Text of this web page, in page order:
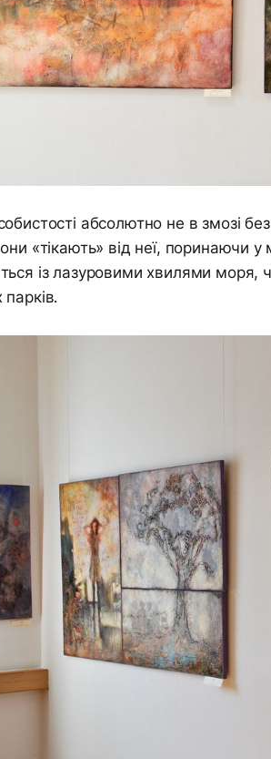
абсолютно не в змозі
«тікають» від неї, поринаючи у
із лазуровими хвилями